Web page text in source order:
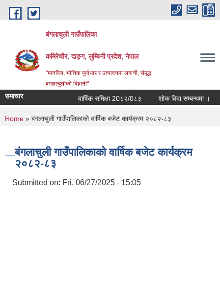
Skip to main content
बंगलाचुली गाउँपालिका
कमिरेचौर, दाङ्ग, लुम्बिनी प्रदेश, नेपाल
"मानविय, भौतिक पूर्वाधार र उत्पादनमा लगानी, संमृद्ध
बंगलाचुलीको विहानी"
समाचार वार्षिक समिक्षा 20८२/0८३ शोक विदा सम्बन्धमा ।
You are here
Home » बंगलाचुली गाउँपालिकाको वार्षिक बजेट कार्यक्रम २०८२-८३
बंगलाचुली गाउँपालिकाको वार्षिक बजेट कार्यक्रम
२०८२-८३
Submitted on: Fri, 06/27/2025 - 15:05